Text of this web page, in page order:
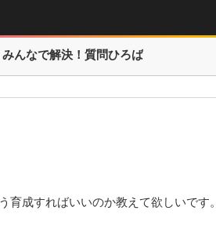
みんなで解決！ 質問ひろば
育成すればいいのか教えて欲しいです。